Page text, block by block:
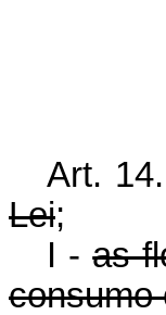
Art.
Lei
I -as
consumo